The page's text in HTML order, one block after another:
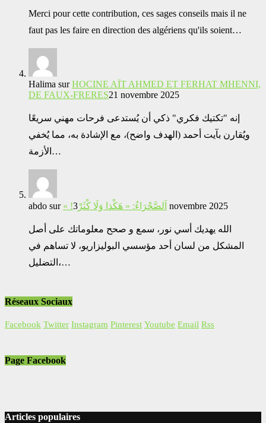
Merci pour cette contribution, ces sages conseils mais il ne
faut pas les faire en direction des algériens qu'ils soient…
Halima surHOCINE AÏT AHMED ET FERHAT MHENNI,
DE FAUX-FRERES21 novembre 2025
إنه "تكتيك فكري" ذكي أن يُستدعى فرحات مهني سريعًا
ويُقارن بآيت أحمد (الهدف واضح)، مع الإشادة به، مما يُخفي
الأزمة…
abdo sur « !اَلصَّحْرَاءُ: « هَكْذا وَلَا كْثَرْ 3 novembre 2025
الله يهديك أسي نور، سمع و صحح معلوماتك على أصل
المشكل من لسان أحد مؤسسي البوليزاريو، لا تساهم في
التضليل،…
Réseaux Sociaux
Facebook Twitter Instagram Pinterest Youtube Email Rss
Page Facebook
Articles populaires